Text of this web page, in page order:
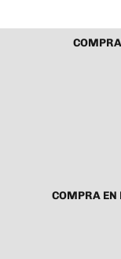
SET DE
COMPRA EN